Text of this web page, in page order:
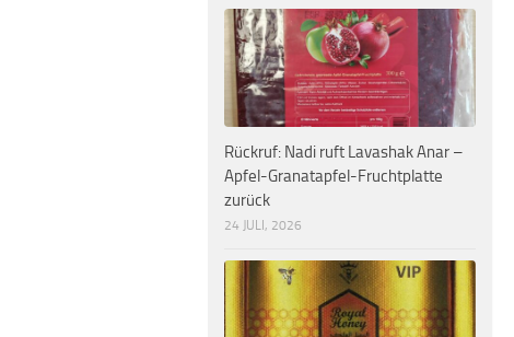
Rückruf: Nadi ruft Lavashak Anar –
Apfel-Granatapfel-Fruchtplatte
zurück
24 JULI, 2026